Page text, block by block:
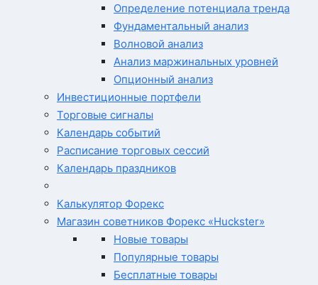
Определение потенциала тренда
Фундаментальный анализ
Волновой анализ
Анализ маржинальных уровней
Опционный анализ
Инвестиционные портфели
Торговые сигналы
Календарь событий
Расписание торговых сессий
Календарь праздников
Калькулятор Форекс
Магазин советников Форекс «Huckster»
Новые товары
Популярные товары
Бесплатные товары